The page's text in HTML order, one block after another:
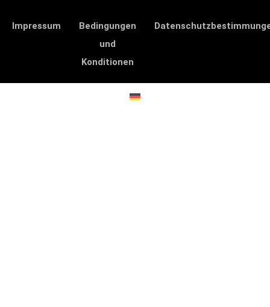
Impressum
Bedingungen
und
Konditionen